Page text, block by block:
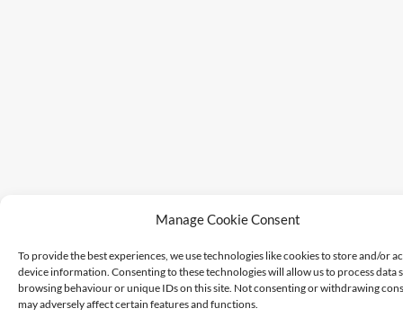
Manage Cookie Consent
To provide the best experiences, we use technologies like cookies to store and/or
device information. Consenting to these technologies will allow us to process data
browsing behaviour or unique IDs on this site. Not consenting or withdrawing
may adversely affect certain features and functions.